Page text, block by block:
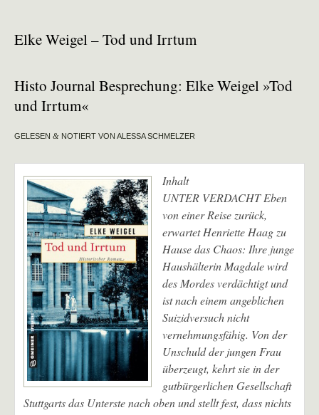
Elke Weigel – Tod und Irrtum
Histo Journal Besprechung: Elke Weigel »Tod
und Irrtum«
GELESEN & NOTIERT VON ALESSA SCHMELZER
Inhalt
UNTER VERDACHT Eben
von einer Reise zurück,
erwartet Henriette Haag zu
Hause das Chaos: Ihre junge
Haushälterin Magdale wird
des Mordes verdächtigt und
ist nach einem angeblichen
Suizidversuch nicht
vernehmungsfähig. Von der
Unschuld der jungen Frau
überzeugt, kehrt sie in der
gutbürgerlichen Gesellschaft
Stuttgarts das Unterste nach oben und stellt fest, dass nichts